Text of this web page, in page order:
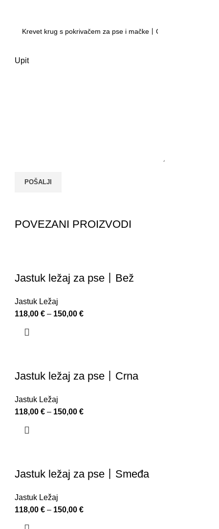
Upit
POVEZANI PROIZVODI
Jastuk ležaj za pse丨Bež
Jastuk Ležaj
118,00 € – 150,00 €
Jastuk ležaj za pse丨Crna
Jastuk Ležaj
118,00 € – 150,00 €
Jastuk ležaj za pse丨Smeđa
Jastuk Ležaj
118,00 € – 150,00 €